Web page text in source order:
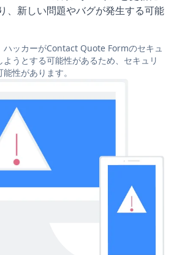
、新しい問題やバグが発生する可能
ハッカーがContact Quote Formのセキュ
ようとする可能性があるため、セキュリ
性があります。